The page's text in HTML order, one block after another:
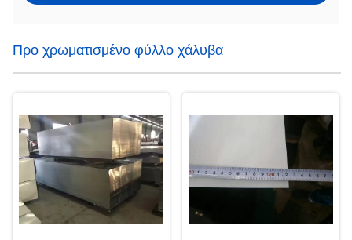
Προ χρωματισμένο φύλλο χάλυβα